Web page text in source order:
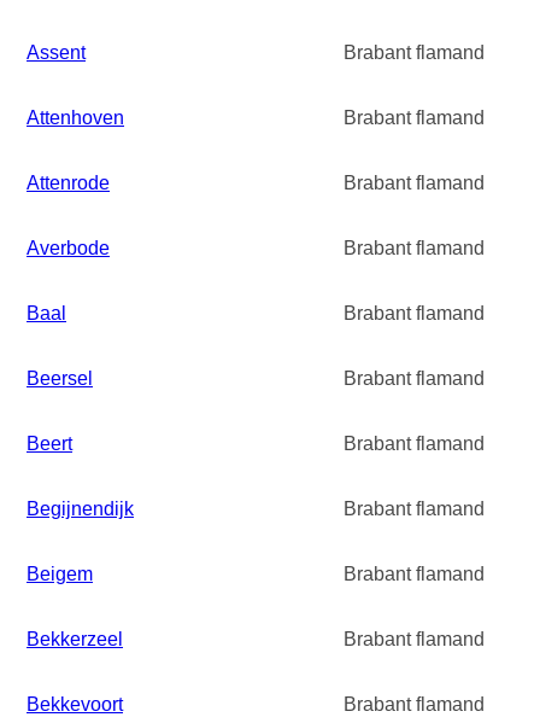
Assent Brabant flamand
Attenhoven Brabant flamand
Attenrode Brabant flamand
Averbode Brabant flamand
Baal Brabant flamand
Beersel Brabant flamand
Beert Brabant flamand
Begijnendijk Brabant flamand
Beigem Brabant flamand
Bekkerzeel Brabant flamand
Bekkevoort Brabant flamand